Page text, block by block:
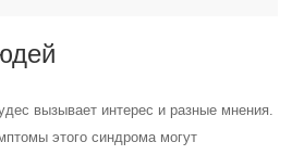
вызывает интерес и разные мнения.
этого синдрома могут